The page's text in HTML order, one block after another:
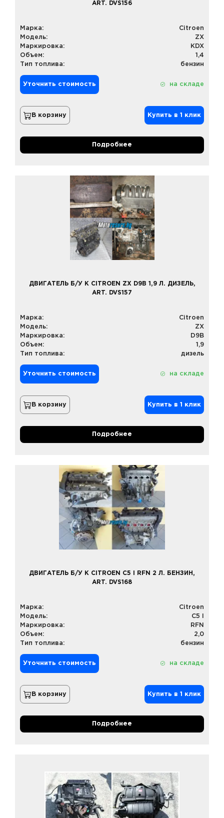
ART. DVS156
Марка:
Citroen
Модель:
ZX
Маркировка:
KDX
Объем:
1,4
Тип топлива:
бензин
Уточнить стоимость на складе
В корзину Купить в 1 клик
Подробнее
ДВИГАТЕЛЬ Б/У К CITROEN ZX D9B 1,9 Л. ДИЗЕЛЬ,
ART. DVS157
Марка:
Citroen
Модель:
ZX
Маркировка:
D9B
Объем:
1,9
Тип топлива:
дизель
Уточнить стоимость на складе
В корзину Купить в 1 клик
Подробнее
ДВИГАТЕЛЬ Б/У К CITROEN C5 I RFN 2 Л. БЕНЗИН,
ART. DVS168
Марка:
Citroen
Модель:
C5 I
Маркировка:
RFN
Объем:
2,0
Тип топлива:
бензин
Уточнить стоимость на складе
В корзину Купить в 1 клик
Подробнее